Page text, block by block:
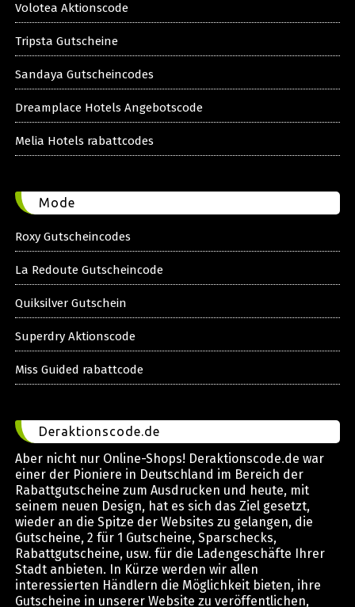
Volotea Aktionscode
Tripsta Gutscheine
Sandaya Gutscheincodes
Dreamplace Hotels Angebotscode
Melia Hotels rabattcodes
Mode
Roxy Gutscheincodes
La Redoute Gutscheincode
Quiksilver Gutschein
Superdry Aktionscode
Miss Guided rabattcode
Deraktionscode.de
Aber nicht nur Online-Shops! Deraktionscode.de war
einer der Pioniere in Deutschland im Bereich der
Rabattgutscheine zum Ausdrucken und heute, mit
seinem neuen Design, hat es sich das Ziel gesetzt,
wieder an die Spitze der Websites zu gelangen, die
Gutscheine, 2 für 1 Gutscheine, Sparschecks,
Rabattgutscheine, usw. für die Ladengeschäfte Ihrer
Stadt anbieten. In Kürze werden wir allen
interessierten Händlern die Möglichkeit bieten, ihre
Gutscheine in unserer Website zu veröffentlichen,